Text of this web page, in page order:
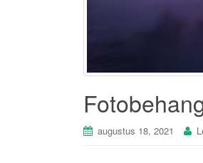
augustus 18, 2021